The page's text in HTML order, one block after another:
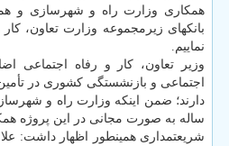
همكاری وزارت راه و شهرسازی و
بانكهای زیرمجموعه وزارت تعاون،
نماییم.
وزیر تعاون، كار و رفاه اجتماعی
اجتماعی و بازنشستگی كشوری در
ساله به صورت مجانی در این پروژه
شریعتمداری همینطور اظهار داشت: